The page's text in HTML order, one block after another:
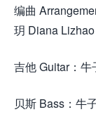
编曲
玥 Diana Lizhao
吉他 Guitar：牛
贝斯 Bass：牛